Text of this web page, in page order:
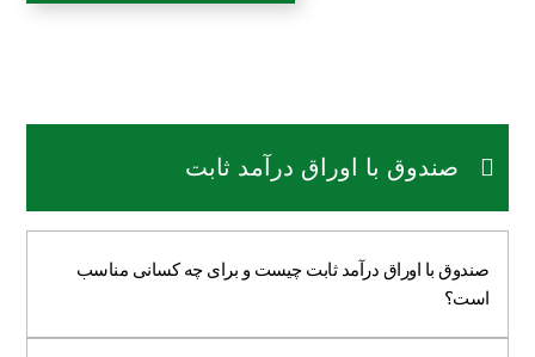
صندوق با اوراق درآمد ثابت
صندوق با اوراق درآمد ثابت چیست و برای چه کسانی مناسب
است؟